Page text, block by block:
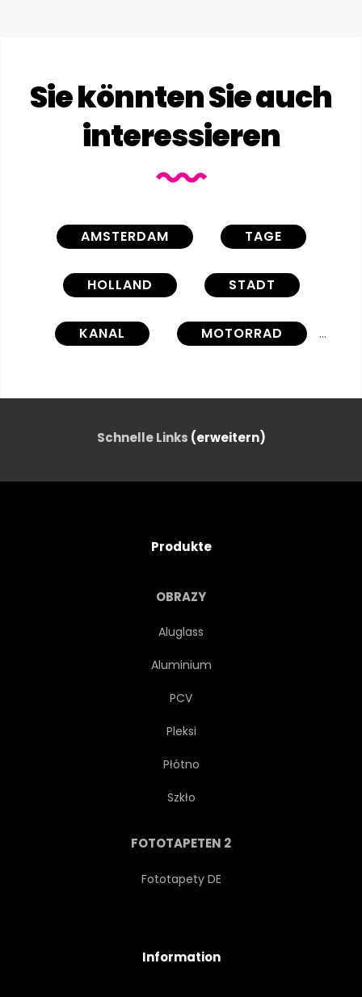
Sie könnten Sie auch
interessieren
AMSTERDAM TAGE
HOLLAND STADT
KANAL MOTORRAD
WASSER STRASSE
EUROPA REISEN
ORIENTIERUNGSPUNKT
Schnelle Links (erweitern)
Produkte
OBRAZY
Aluglass
Aluminium
PCV
Pleksi
Płótno
Szkło
FOTOTAPETEN 2
Fototapety DE
Information